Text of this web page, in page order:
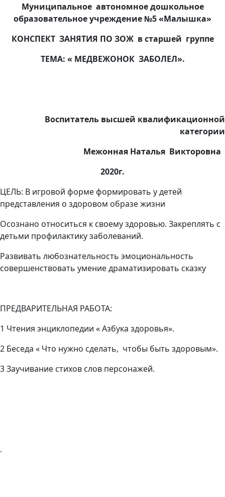
Муниципальное автономное дошкольное
образовательное учреждение №5 «Малышка»
КОНСПЕКТ ЗАНЯТИЯ ПО ЗОЖ в старшей группе
ТЕМА: « МЕДВЕЖОНОК ЗАБОЛЕЛ».
Воспитатель высшей квалификационной
категории
Межонная Наталья Викторовна
2020г.
ЦЕЛЬ: В игровой форме формировать у детей
представления о здоровом образе жизни
Осознано относиться к своему здоровью. Закреплять с
детьми профилактику заболеваний.
Развивать любознательность эмоциональность
совершенствовать умение драматизировать сказку
ПРЕДВАРИТЕЛЬНАЯ РАБОТА:
1 Чтения энциклопедии « Азбука здоровья».
2 Беседа « Что нужно сделать, чтобы быть здоровым».
3 Заучивание стихов слов персонажей.
.